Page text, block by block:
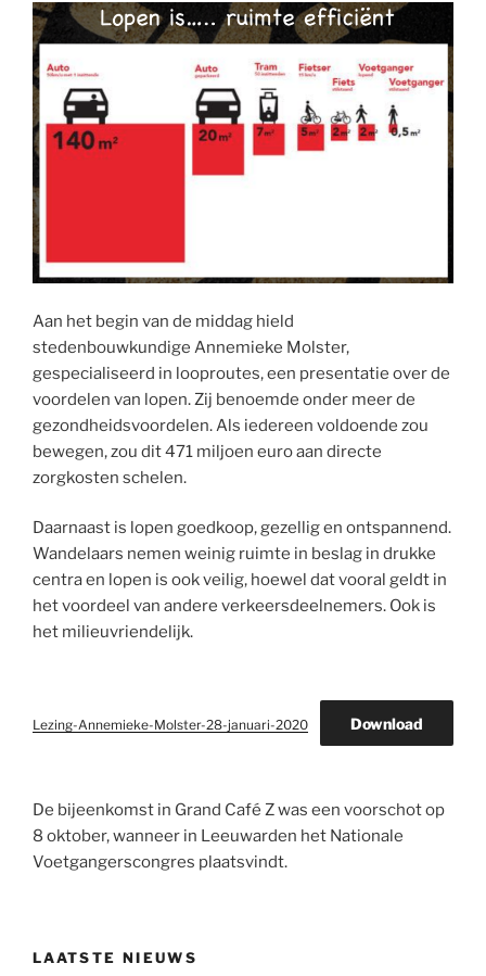
Aan het begin van de middag hield
stedenbouwkundige Annemieke Molster,
gespecialiseerd in looproutes, een presentatie over de
voordelen van lopen. Zij benoemde onder meer de
gezondheidsvoordelen. Als iedereen voldoende zou
bewegen, zou dit 471 miljoen euro aan directe
zorgkosten schelen.
Daarnaast is lopen goedkoop, gezellig en ontspannend.
Wandelaars nemen weinig ruimte in beslag in drukke
centra en lopen is ook veilig, hoewel dat vooral geldt in
het voordeel van andere verkeersdeelnemers. Ook is
het milieuvriendelijk.
Lezing-Annemieke-Molster-28-januari-2020 Download
De bijeenkomst in Grand Café Z was een voorschot op
8 oktober, wanneer in Leeuwarden het Nationale
Voetgangerscongres plaatsvindt.
LAATSTE NIEUWS